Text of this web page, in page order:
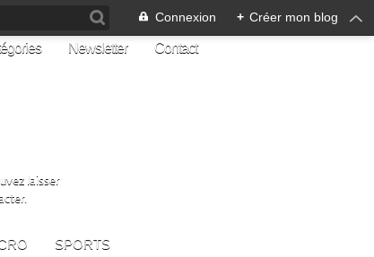
Connexion + Créer mon blog
Newsletter Contact
laisser
SPORTS